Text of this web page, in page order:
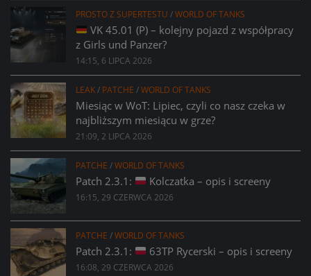
PROSTO Z SUPERTESTU /WORLD OF TANKS
VK 45.01 (P) – kolejny pojazd z współpracy
z Girls und Panzer?
14:15, 6 LIPCA 2026
LEAK/ PATCHE /WORLD OF TANKS
Miesiąc w WoT: Lipiec, czyli co nasz czeka w
najbliższym miesiącu w grze?
21:09, 2 LIPCA 2026
PATCHE /WORLD OF TANKS
Patch 2.3.1: Kolczatka – opis i screeny
16:15, 29 CZERWCA 2026
PATCHE /WORLD OF TANKS
Patch 2.3.1: 63TP Rycerski – opis i screeny
16:08, 29 CZERWCA 2026